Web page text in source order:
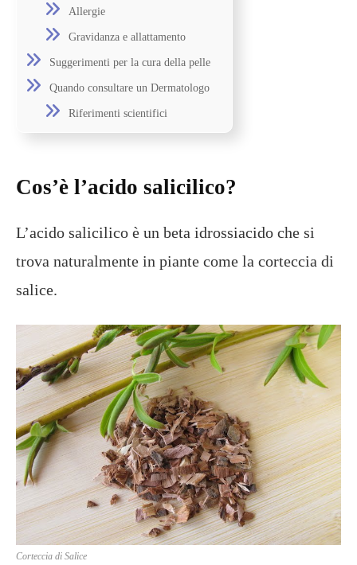
Allergie
Gravidanza e allattamento
Suggerimenti per la cura della pelle
Quando consultare un Dermatologo
Riferimenti scientifici
Cos’è l’acido salicilico?
L’acido salicilico è un beta idrossiacido che si
trova naturalmente in piante come la corteccia di
salice.
Corteccia di Salice